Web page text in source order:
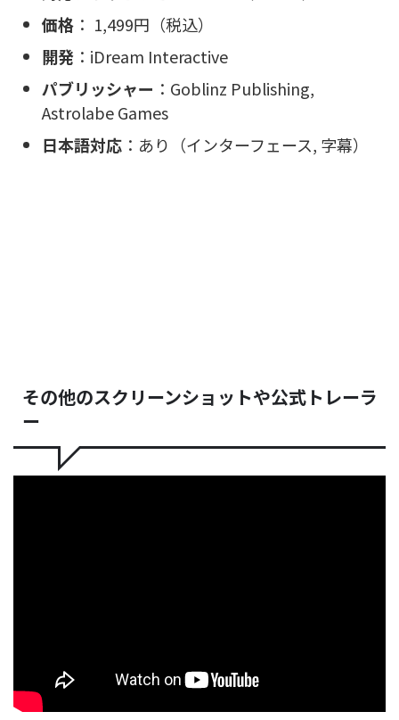
価格 ： 1,499円（税込）
開発 ：iDream Interactive
パブリッシャー ：Goblinz Publishing,
Astrolabe Games
日本語対応 ：あり（インターフェース, 字幕）
その他のスクリーンショットや公式トレーラ
ー